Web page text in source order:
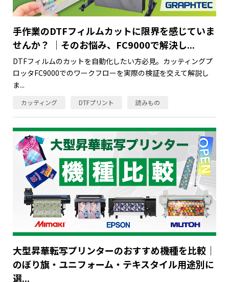
手作業のDTFフィルムカットに限界を感じていま
せんか？ ｜そのお悩み、FC9000で解決し...
DTFフィルムのカットを自動化したい方必見。カッティングプ
ロッタFC9000でのワークフローを実際の検証を交えて解説し
ま...
カッティング DTFプリント 読みもの
大型昇華転写プリンターのおすすめ機種を比較｜
のぼり旗・ユニフォーム・テキスタイル用途別に
選...